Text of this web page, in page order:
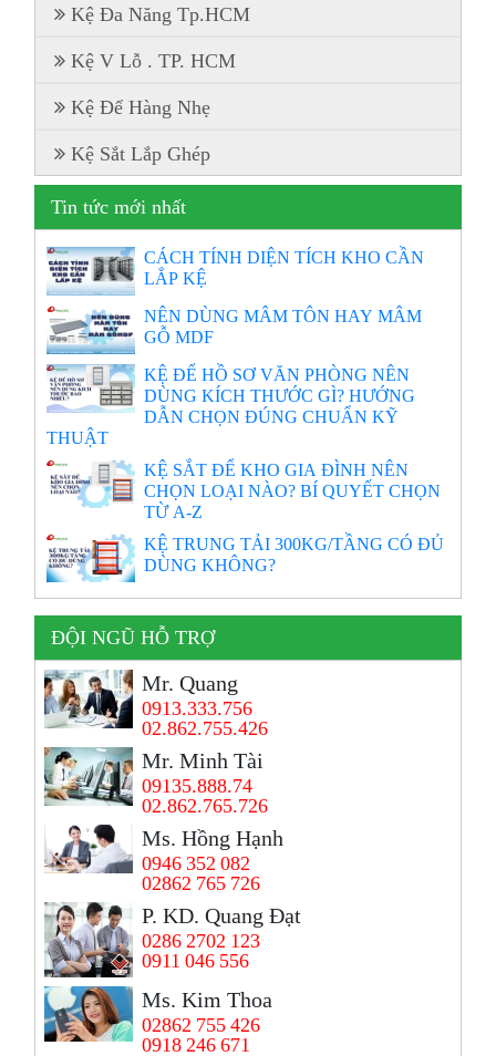
Kệ Đa Năng Tp.HCM
Kệ V Lỗ . TP. HCM
Kệ Để Hàng Nhẹ
Kệ Sắt Lắp Ghép
Tin tức mới nhất
CÁCH TÍNH DIỆN TÍCH KHO CẦN
LẮP KỆ
NÊN DÙNG MÂM TÔN HAY MÂM
GỖ MDF
KỆ ĐỂ HỒ SƠ VĂN PHÒNG NÊN
DÙNG KÍCH THƯỚC GÌ? HƯỚNG
DẪN CHỌN ĐÚNG CHUẨN KỸ
THUẬT
KỆ SẮT ĐỂ KHO GIA ĐÌNH NÊN
CHỌN LOẠI NÀO? BÍ QUYẾT CHỌN
TỪ A-Z
KỆ TRUNG TẢI 300KG/TẦNG CÓ ĐỦ
DÙNG KHÔNG?
ĐỘI NGŨ HỖ TRỢ
Mr. Quang
0913.333.756
02.862.755.426
Mr. Minh Tài
09135.888.74
02.862.765.726
Ms. Hồng Hạnh
0946 352 082
02862 765 726
P. KD. Quang Đạt
0286 2702 123
0911 046 556
Ms. Kim Thoa
02862 755 426
0918 246 671